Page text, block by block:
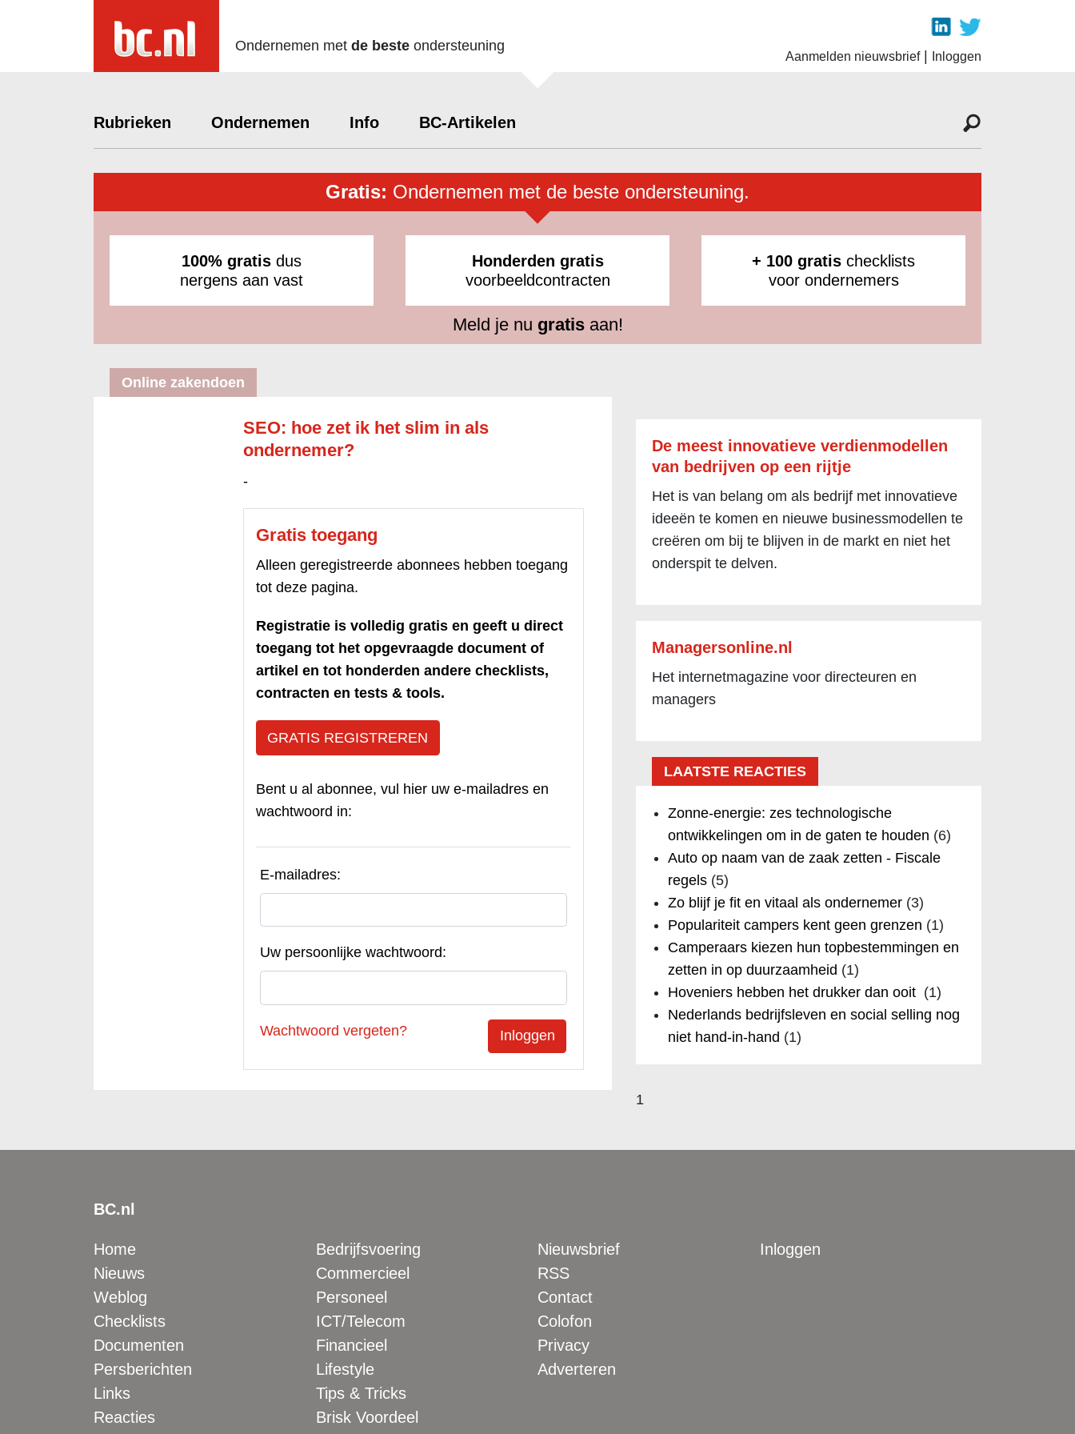
Ondernemen met de beste ondersteuning
Aanmelden nieuwsbrief| Inloggen
Rubrieken Ondernemen Info BC-Artikelen
Gratis: Ondernemen met de beste ondersteuning.
100% gratis dus
nergens aan vast
Honderden gratis
voorbeeldcontracten
+ 100 gratis checklists
voor ondernemers
Meld je nu gratisaan!
Online zakendoen
SEO: hoe zet ik het slim in als
ondernemer?
-
Gratis toegang
Alleen geregistreerde abonnees hebben toegang
tot deze pagina.
Registratie is volledig gratis en geeft u direct
toegang tot het opgevraagde document of
artikel en tot honderden andere checklists,
contracten en tests & tools.
GRATIS REGISTREREN
Bent u al abonnee, vul hier uw e-mailadres en
wachtwoord in:
E-mailadres:
Uw persoonlijke wachtwoord:
Wachtwoord vergeten?
De meest innovatieve verdienmodellen
van bedrijven op een rijtje
Het is van belang om als bedrijf met innovatieve
ideeën te komen en nieuwe businessmodellen te
creëren om bij te blijven in de markt en niet het
onderspit te delven.
Managersonline.nl
Het internetmagazine voor directeuren en
managers
LAATSTE REACTIES
Zonne-energie: zes technologische
ontwikkelingen om in de gaten te houden (6)
Auto op naam van de zaak zetten - Fiscale
regels(5)
Zo blijf je fit en vitaal als ondernemer(3)
Populariteit campers kent geen grenzen (1)
Camperaars kiezen hun topbestemmingen en
zetten in op duurzaamheid (1)
Hoveniers hebben het drukker dan ooit (1)
Nederlands bedrijfsleven en social selling nog
niet hand-in-hand (1)
1
BC.nl
Home
Nieuws
Weblog
Checklists
Documenten
Persberichten
Links
Reacties
Bedrijfsvoering
Commercieel
Personeel
ICT/Telecom
Financieel
Lifestyle
Tips & Tricks
Brisk Voordeel
Nieuwsbrief
RSS
Contact
Colofon
Privacy
Adverteren
Inloggen